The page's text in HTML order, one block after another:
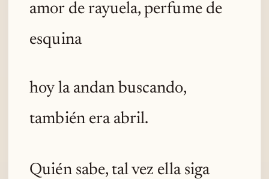
amor de rayuela, perfume de
esquina
hoy la andan buscando,
también era abril.
Quién sabe, tal vez ella siga